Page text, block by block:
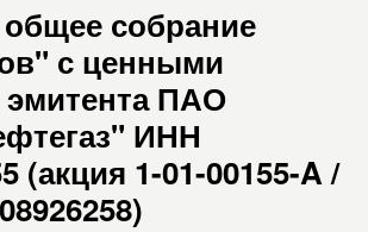
собрание
с ценными
ПАО
ИНН
(акция 1-01-00155-A /